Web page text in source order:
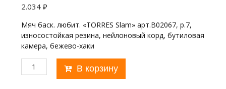
2.034 ₽
Мяч баск. любит. «TORRES Slam» арт.B02067, р.7,
износостойкая резина, нейлоновый корд, бутиловая
камера, бежево-хаки
Количество
товара
В корзину